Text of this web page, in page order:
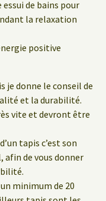
de bains pour
la relaxation
positive
je donne le conseil de
et la durabilité.
vite et devront être
tapis c’est son
afin de vous donner
minimum de 20